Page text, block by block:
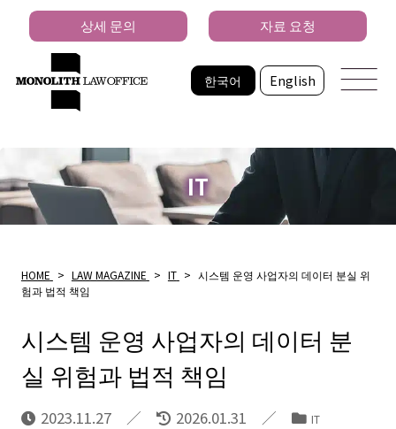
한국어 English
상세 문의 자료 요청
IT
HOME > LAW MAGAZINE > IT > 시스템 운영 사업자의 데이터 분실 위
험과 법적 책임
시스템 운영 사업자의 데이터 분
실 위험과 법적 책임
2023.11.27 2026.01.31 IT